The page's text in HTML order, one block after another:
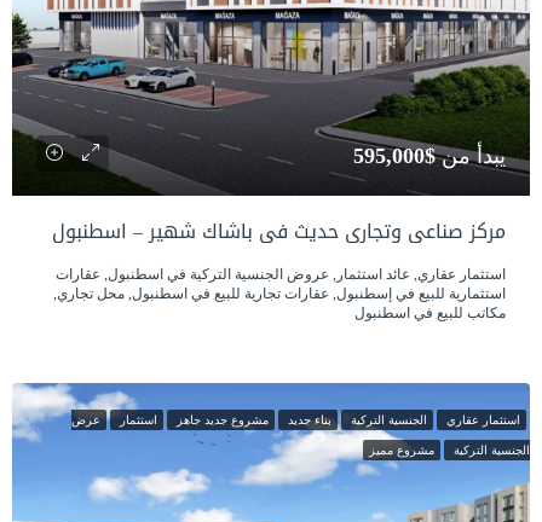
يبدأ من$595,000
مركز صناعي وتجاري حديث في باشاك شهير – اسطنبول
استثمار عقاري, عائد استثمار, عروض الجنسية التركية في اسطنبول, عقارات
استثمارية للبيع في إسطنبول, عقارات تجارية للبيع في اسطنبول, محل تجاري,
مكاتب للبيع في اسطنبول
استثمار عقاري الجنسية التركية بناء جديد مشروع جديد جاهز استثمار عرض
الجنسية التركية مشروع مميز